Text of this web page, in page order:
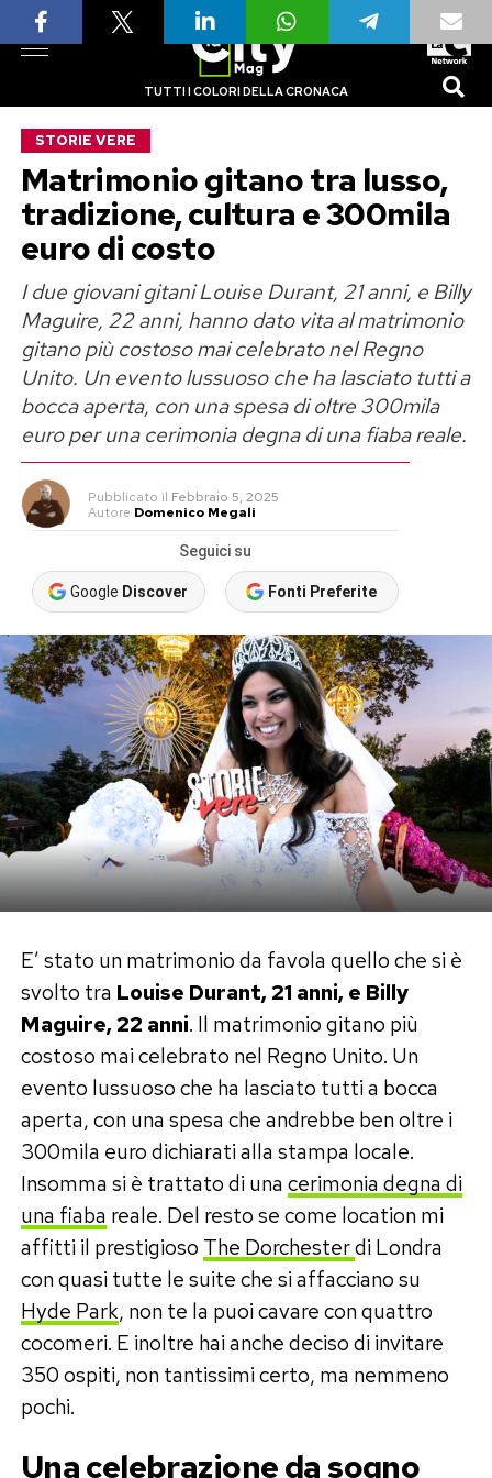
TUTTI I COLORI DELLA CRONACA
STORIE VERE
Matrimonio gitano tra lusso,
tradizione, cultura e 300mila
euro di costo
I due giovani gitani Louise Durant, 21 anni, e Billy
Maguire, 22 anni, hanno dato vita al matrimonio
gitano più costoso mai celebrato nel Regno
Unito. Un evento lussuoso che ha lasciato tutti a
bocca aperta, con una spesa di oltre 300mila
euro per una cerimonia degna di una fiaba reale.
Pubblicato il Febbraio 5, 2025
Autore Domenico Megali
Seguici su
Google Discover Fonti Preferite
E’ stato un matrimonio da favola quello che si è
svolto tra Louise Durant, 21 anni, e Billy
Maguire, 22 anni. Il matrimonio gitano più
costoso mai celebrato nel Regno Unito. Un
evento lussuoso che ha lasciato tutti a bocca
aperta, con una spesa che andrebbe ben oltre i
300mila euro dichiarati alla stampa locale.
Insomma si è trattato di unacerimonia degna di
una fiaba reale. Del resto se come location mi
affitti il prestigioso The Dorchesterdi Londra
con quasi tutte le suite che si affacciano su
Hyde Park, non te la puoi cavare con quattro
cocomeri. E inoltre hai anche deciso di invitare
350 ospiti, non tantissimi certo, ma nemmeno
pochi.
Una celebrazione da sogno